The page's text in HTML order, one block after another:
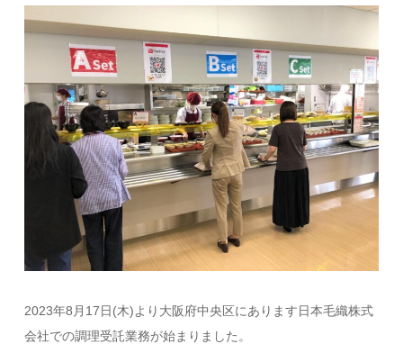
2023年8月17日(木)より大阪府中央区にあります日本毛織株式
会社での調理受託業務が始まりました。